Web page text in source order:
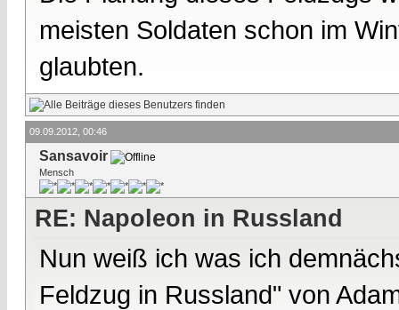
meisten Soldaten schon im
glaubten.
09.09.2012, 00:46
Sansavoir
Mensch
RE: Napoleon in Russland
Nun weiß ich was ich
Feldzug in Russland" von